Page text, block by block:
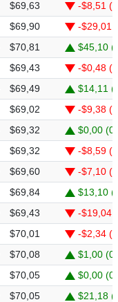
$69,63
-$8,51 (-
$69,90
-$29,01
$70,81
$45,10
$69,43
-$0,48 (-
$69,49
$14,11
$69,02
-$9,38 (-
$69,32
$0,00
$69,32
-$8,59 (-
$69,60
-$7,10 (-
$69,84
$13,10
$69,43
-$19,04
$70,01
-$2,34 (-
$70,08
$1,00
$70,05
$0,00
$70,05
$21,18